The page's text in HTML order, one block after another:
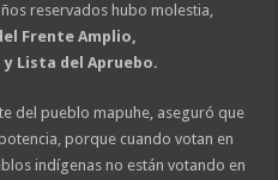
reservados hubo molestia,
Frente Amplio,
Lista del Apruebo.
del pueblo mapuhe, aseguró que
porque cuando votan en
indígenas no están votando en